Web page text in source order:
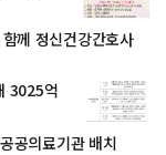
께 정신건강간호사
3025억
공의료기관 배치